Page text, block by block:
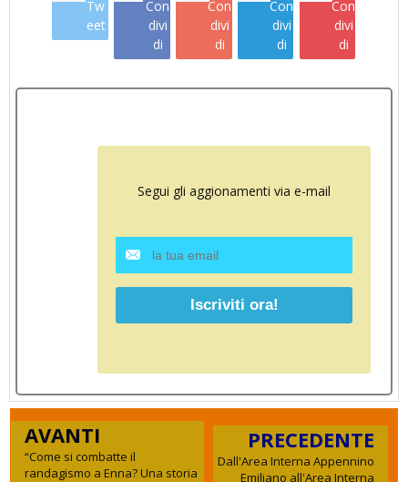
Tw
eet
Con
divi
di
Con
divi
di
Con
divi
di
Con
divi
di
Segui gli aggionamenti via e-mail
AVANTI
“Come si combatte il
randagismo a Enna? Una storia
PRECEDENTE
Dall'Area Interna Appennino
Emiliano all'Area Interna